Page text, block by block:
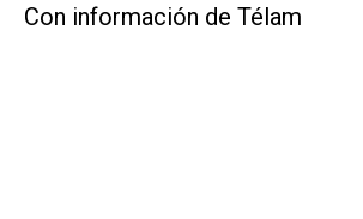
Con información de Télam